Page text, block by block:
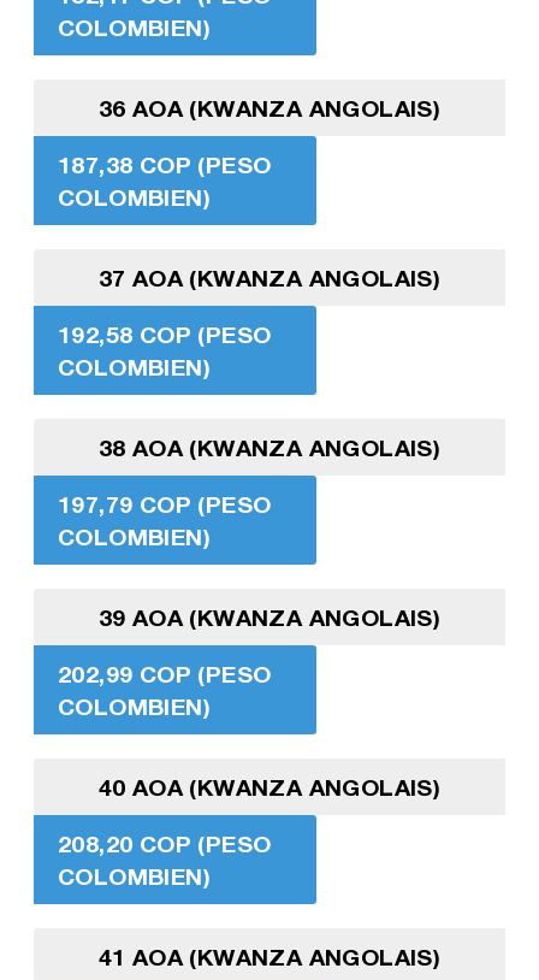
COLOMBIEN)
36 AOA (KWANZA ANGOLAIS)
187,38 COP (PESO
COLOMBIEN)
37 AOA (KWANZA ANGOLAIS)
192,58 COP (PESO
COLOMBIEN)
38 AOA (KWANZA ANGOLAIS)
197,79 COP (PESO
COLOMBIEN)
39 AOA (KWANZA ANGOLAIS)
202,99 COP (PESO
COLOMBIEN)
40 AOA (KWANZA ANGOLAIS)
208,20 COP (PESO
COLOMBIEN)
41 AOA (KWANZA ANGOLAIS)